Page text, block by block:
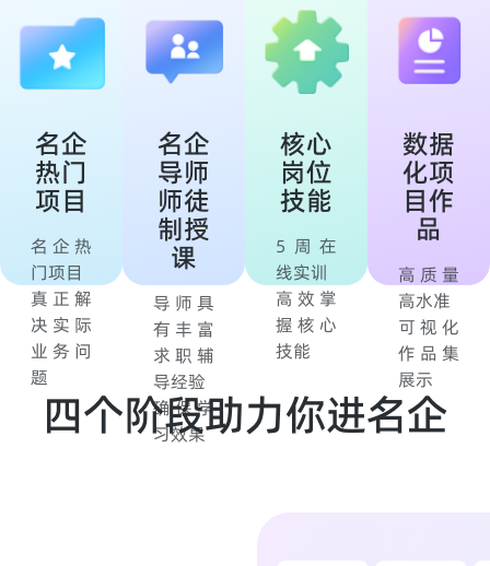
名企
热门
项目
名企热
门项目
真正解
决实际
业务问
题
名企
导师
师徒
制授
课
导师具
有丰富
求职辅
导经验
确保学
习效果
核心
岗位
技能
5周在
线实训
高效掌
握核心
技能
数据
化项
目作
品
高质量
高水准
可视化
作品集
展示
四个阶段助力你进名企